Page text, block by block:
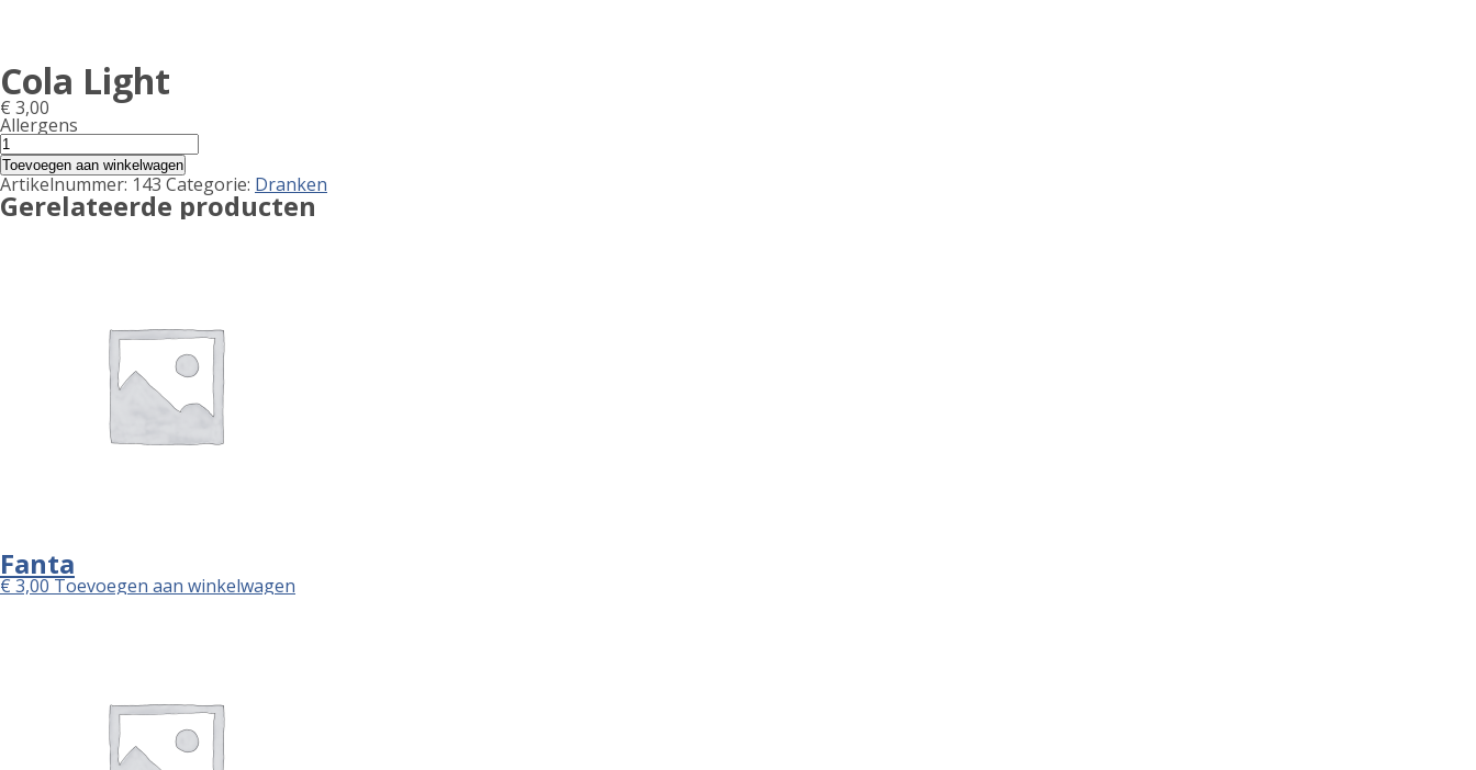
Cola Light
€ 3,00
Allergens
allergen
information
Cola
Light
aantal
Toevoegen aan winkelwagen
Artikelnummer: 143 Categorie: Dranken
Gerelateerde producten
Fanta
€3,00Toevoegen aan winkelwagen